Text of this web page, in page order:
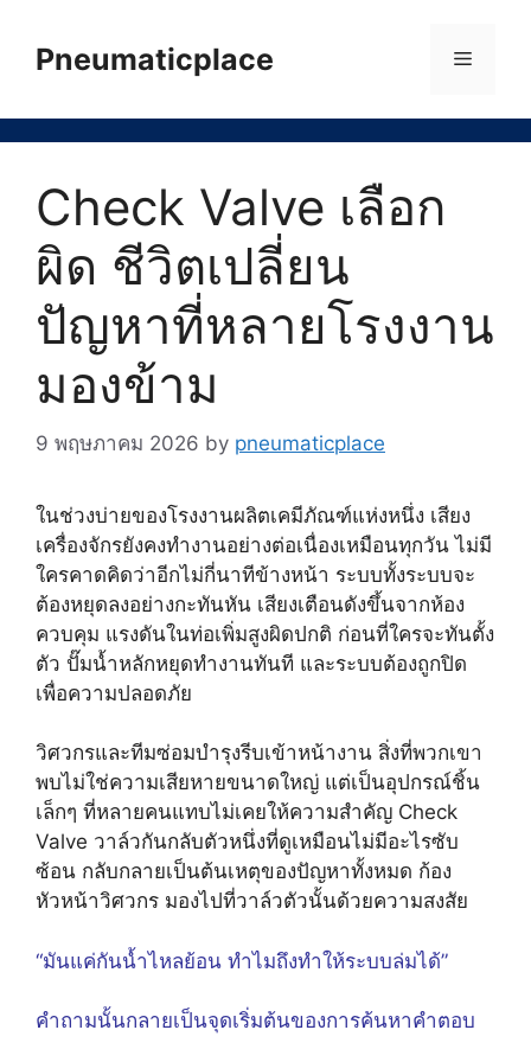
contentPneumaticplace Menu
Check Valve เลือก
ผิด ชีวิตเปลี่ยน
ปัญหาที่หลายโรงงาน
มองข้าม
9 พฤษภาคม 2026 by pneumaticplace
ในช่วงบ่ายของโรงงานผลิตเคมีภัณฑ์แห่งหนึ่ง เสียง
เครื่องจักรยังคงทำงานอย่างต่อเนื่องเหมือนทุกวัน ไม่มี
ใครคาดคิดว่าอีกไม่กี่นาทีข้างหน้า ระบบทั้งระบบจะ
ต้องหยุดลงอย่างกะทันหัน เสียงเตือนดังขึ้นจากห้อง
ควบคุม แรงดันในท่อเพิ่มสูงผิดปกติ ก่อนที่ใครจะทันตั้ง
ตัว ปั๊มน้ำหลักหยุดทำงานทันที และระบบต้องถูกปิด
เพื่อความปลอดภัย
วิศวกรและทีมซ่อมบำรุงรีบเข้าหน้างาน สิ่งที่พวกเขา
พบไม่ใช่ความเสียหายขนาดใหญ่ แต่เป็นอุปกรณ์ชิ้น
เล็กๆ ที่หลายคนแทบไม่เคยให้ความสำคัญ Check
Valve วาล์วกันกลับตัวหนึ่งที่ดูเหมือนไม่มีอะไรซับ
ซ้อน กลับกลายเป็นต้นเหตุของปัญหาทั้งหมด ก้อง
หัวหน้าวิศวกร มองไปที่วาล์วตัวนั้นด้วยความสงสัย
“มันแค่กันน้ำไหลย้อน ทำไมถึงทำให้ระบบล่มได้”
คำถามนั้นกลายเป็นจุดเริ่มต้นของการค้นหาคำตอบ